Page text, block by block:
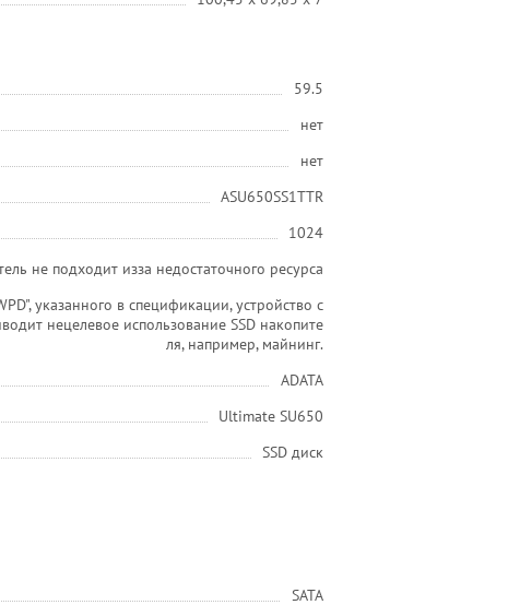
59.5
нет
нет
ASU650SS1TTR
1024
не подходит изза недостаточного ресурса
указанного в спецификации, устройство с
нецелевое использование SSD накопите
ля, например, майнинг.
ADATA
Ultimate SU650
SSD диск
SATA